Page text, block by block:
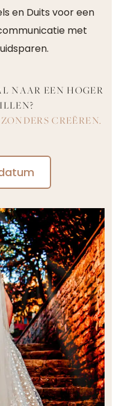
en Duits voor een
met
NAAR EEN HOGER
CREËREN.